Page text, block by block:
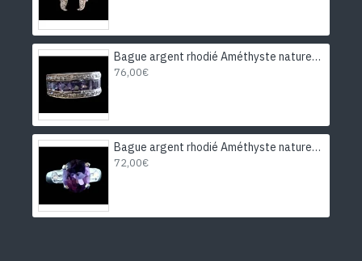
Bague argent rhodié Améthyste naturelle
76,00€
Bague argent rhodié Améthyste naturelle
72,00€